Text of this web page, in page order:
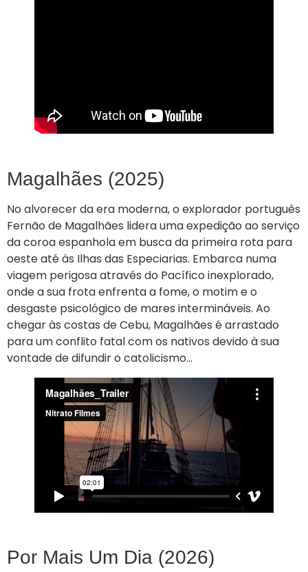
Magalhães (2025)
No alvorecer da era moderna, o explorador português
Fernão de Magalhães lidera uma expedição ao serviço
da coroa espanhola em busca da primeira rota para
oeste até às Ilhas das Especiarias. Embarca numa
viagem perigosa através do Pacífico inexplorado,
onde a sua frota enfrenta a fome, o motim e o
desgaste psicológico de mares intermináveis. Ao
chegar às costas de Cebu, Magalhães é arrastado
para um conflito fatal com os nativos devido à sua
vontade de difundir o catolicismo…
Por Mais Um Dia (2026)